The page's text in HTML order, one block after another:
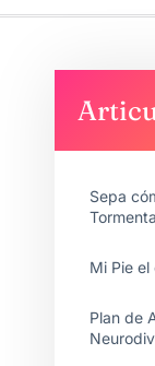
Sepa
Mi Pie
Plan de